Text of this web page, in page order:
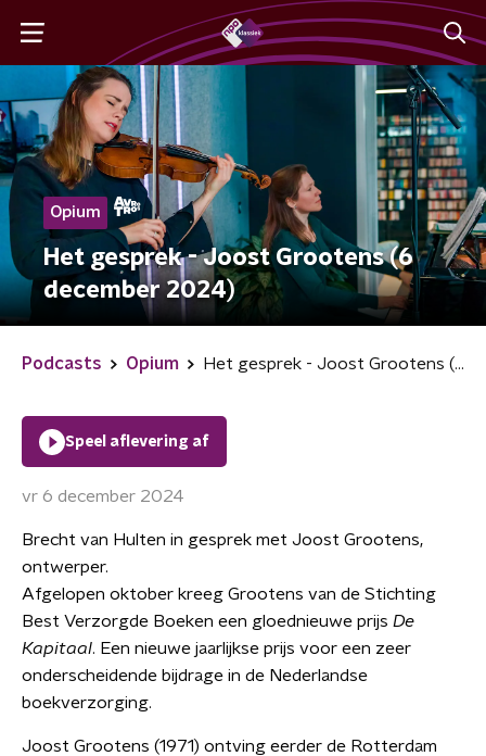
Opium
Het gesprek - Joost Grootens (6
december 2024)
Podcasts Opium Het gesprek - Joost Grootens (6 december 2024)
Speel aflevering af
vr 6 december 2024
Brecht van Hulten in gesprek met Joost Grootens,
ontwerper.
Afgelopen oktober kreeg Grootens van de Stichting
Best Verzorgde Boeken een gloednieuwe prijs De
Kapitaal. Een nieuwe jaarlijkse prijs voor een zeer
onderscheidende bijdrage in de Nederlandse
boekverzorging.
Joost Grootens (1971) ontving eerder de Rotterdam